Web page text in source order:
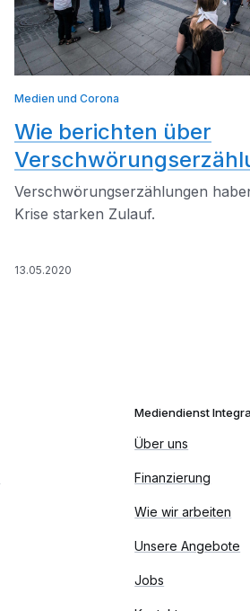
Medien und Corona
Wie berichten über
Verschwörungserzählungen
Krise starken Zulauf.
13.05.2020
Mediendienst
Über uns
Finanzierung
Wie wir arbeiten
Unsere Angebote
Jobs